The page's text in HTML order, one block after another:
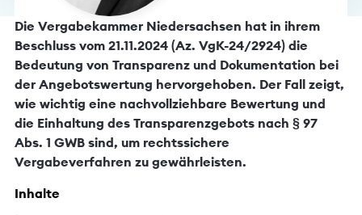
Die Vergabekammer Niedersachsen hat in ihrem
Beschluss vom 21.11.2024 (Az. VgK-24/2924) die
Bedeutung von Transparenz und Dokumentation bei
der Angebotswertung hervorgehoben. Der Fall zeigt,
wie wichtig eine nachvollziehbare Bewertung und
die Einhaltung des Transparenzgebots nach § 97
Abs. 1 GWB sind, um rechtssichere
Vergabeverfahren zu gewährleisten.
Inhalte